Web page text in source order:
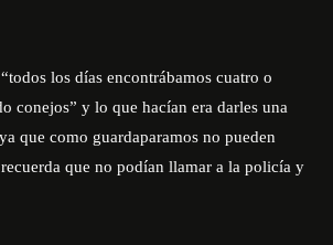
los días encontrábamos cuatro o
conejos” y lo que hacían era darles una
que como guardaparamos no pueden
que no podían llamar a la policía y